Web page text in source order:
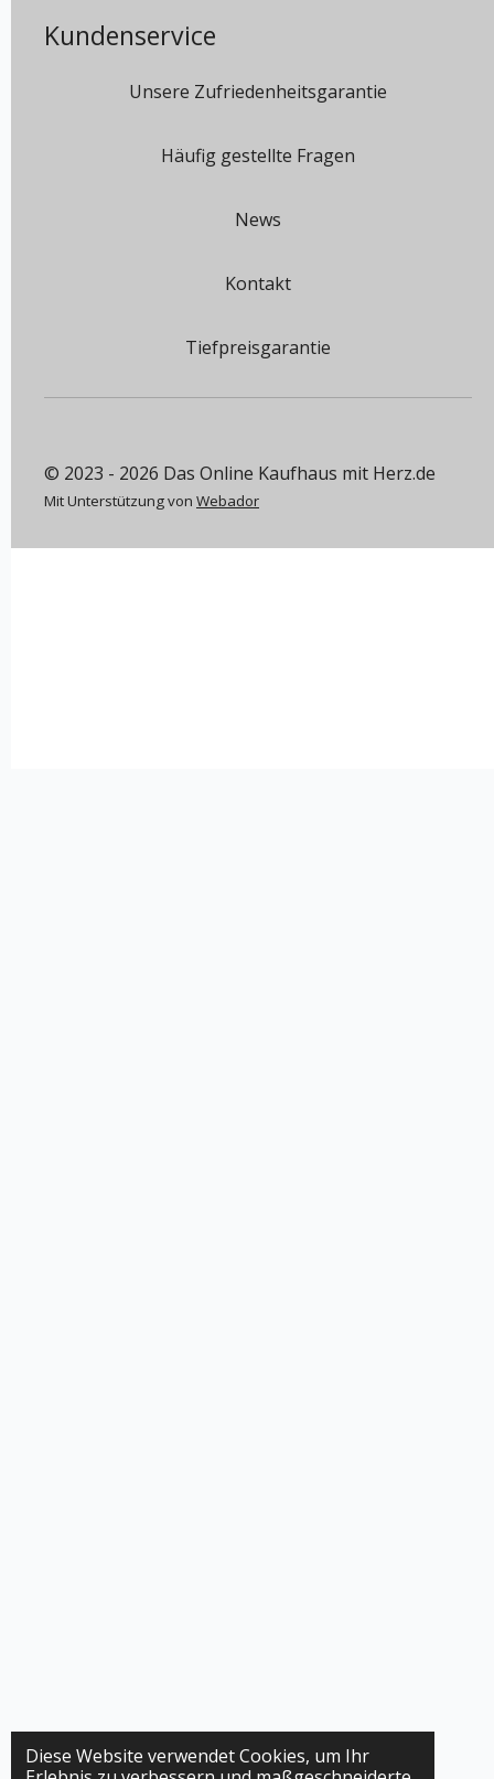
Diese Website verwendet Cookies, um Ihr
Kundenservice
Unsere Zufriedenheitsgarantie
Häufig gestellte Fragen
News
Kontakt
Tiefpreisgarantie
© 2023 - 2026 Das Online Kaufhaus mit Herz.de
Mit Unterstützung von Webador